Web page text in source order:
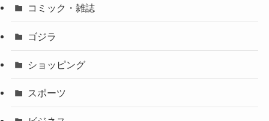
コミック・雑誌
ゴジラ
ショッピング
スポーツ